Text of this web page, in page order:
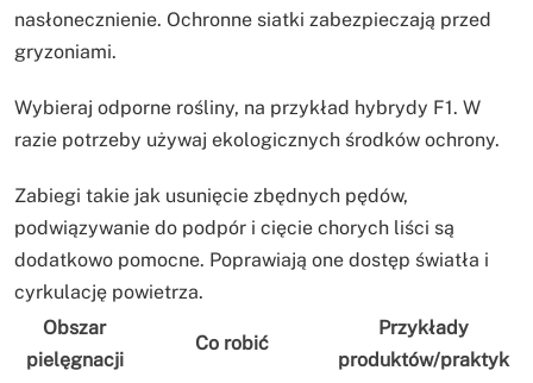
nasłonecznienie. Ochronne siatki zabezpieczają przed
gryzoniami.
Wybieraj odporne rośliny, na przykład hybrydy F1. W
razie potrzeby używaj ekologicznych środków ochrony.
Zabiegi takie jak usunięcie zbędnych pędów,
podwiązywanie do podpór i cięcie chorych liści są
dodatkowo pomocne. Poprawiają one dostęp światła i
cyrkulację powietrza.
Obszar
pielęgnacji
Co robić
Przykłady
produktów/praktyk